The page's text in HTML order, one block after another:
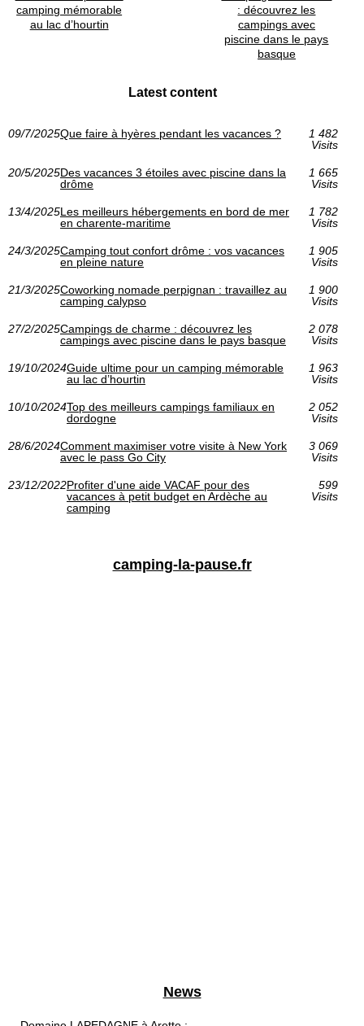
camping mémorable
au lac d’hourtin
: découvrez les
campings avec
piscine dans le pays
basque
Latest content
09/7/2025Que faire à hyères pendant les vacances ?
1 482
Visits
20/5/2025Des vacances 3 étoiles avec piscine dans la
drôme
1 665
Visits
13/4/2025Les meilleurs hébergements en bord de mer
en charente-maritime
1 782
Visits
24/3/2025Camping tout confort drôme : vos vacances
en pleine nature
1 905
Visits
21/3/2025Coworking nomade perpignan : travaillez au
camping calypso
1 900
Visits
27/2/2025Campings de charme : découvrez les
campings avec piscine dans le pays basque
2 078
Visits
19/10/2024Guide ultime pour un camping mémorable
au lac d’hourtin
1 963
Visits
10/10/2024Top des meilleurs campings familiaux en
dordogne
2 052
Visits
28/6/2024Comment maximiser votre visite à New York
avec le pass Go City
3 069
Visits
23/12/2022Profiter d'une aide VACAF pour des
vacances à petit budget en Ardèche au
camping
599
Visits
camping-la-pause.fr
News